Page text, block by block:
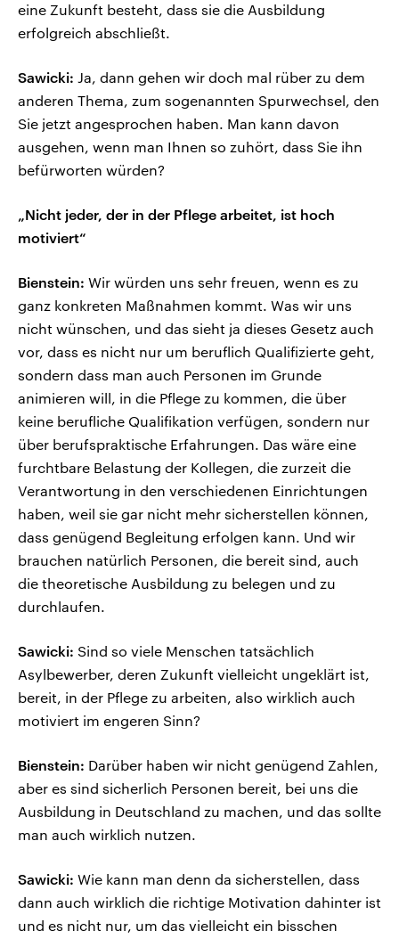
eine Zukunft besteht, dass sie die Ausbildung
erfolgreich abschließt.
Sawicki: Ja, dann gehen wir doch mal rüber zu dem
anderen Thema, zum sogenannten Spurwechsel, den
Sie jetzt angesprochen haben. Man kann davon
ausgehen, wenn man Ihnen so zuhört, dass Sie ihn
befürworten würden?
„Nicht jeder, der in der Pflege arbeitet, ist hoch
motiviert“
Bienstein: Wir würden uns sehr freuen, wenn es zu
ganz konkreten Maßnahmen kommt. Was wir uns
nicht wünschen, und das sieht ja dieses Gesetz auch
vor, dass es nicht nur um beruflich Qualifizierte geht,
sondern dass man auch Personen im Grunde
animieren will, in die Pflege zu kommen, die über
keine berufliche Qualifikation verfügen, sondern nur
über berufspraktische Erfahrungen. Das wäre eine
furchtbare Belastung der Kollegen, die zurzeit die
Verantwortung in den verschiedenen Einrichtungen
haben, weil sie gar nicht mehr sicherstellen können,
dass genügend Begleitung erfolgen kann. Und wir
brauchen natürlich Personen, die bereit sind, auch
die theoretische Ausbildung zu belegen und zu
durchlaufen.
Sawicki: Sind so viele Menschen tatsächlich
Asylbewerber, deren Zukunft vielleicht ungeklärt ist,
bereit, in der Pflege zu arbeiten, also wirklich auch
motiviert im engeren Sinn?
Bienstein: Darüber haben wir nicht genügend Zahlen,
aber es sind sicherlich Personen bereit, bei uns die
Ausbildung in Deutschland zu machen, und das sollte
man auch wirklich nutzen.
Sawicki: Wie kann man denn da sicherstellen, dass
dann auch wirklich die richtige Motivation dahinter ist
und es nicht nur, um das vielleicht ein bisschen